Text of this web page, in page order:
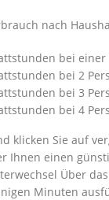
nach
bei einer
bei 2
bei 3
bei 4
klicken Sie auf
Ihnen einen
Über
Minuten